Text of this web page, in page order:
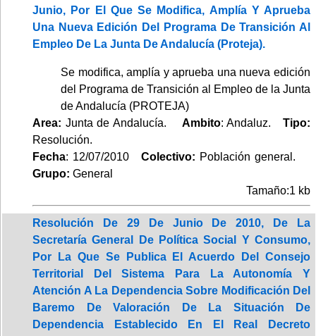
Junio, Por El Que Se Modifica, Amplía Y Aprueba
Una Nueva Edición Del Programa De Transición Al
Empleo De La Junta De Andalucía (Proteja).
Se modifica, amplía y aprueba una nueva edición
del Programa de Transición al Empleo de la Junta
de Andalucía (PROTEJA)
Area: Junta de Andalucía. Ambito: Andaluz.Tipo:
Resolución.
Fecha: 12/07/2010Colectivo: Población general.
Grupo: General
Tamaño:1 kb
Resolución De 29 De Junio De 2010, De La
Secretaría General De Política Social Y Consumo,
Por La Que Se Publica El Acuerdo Del Consejo
Territorial Del Sistema Para La Autonomía Y
Atención A La Dependencia Sobre Modificación Del
Baremo De Valoración De La Situación De
Dependencia Establecido En El Real Decreto